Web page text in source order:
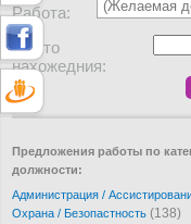
Работа:
Место
нахожедния:
Предложения работы по
должности:
Администрация /
Охрана / Безопастность (138)